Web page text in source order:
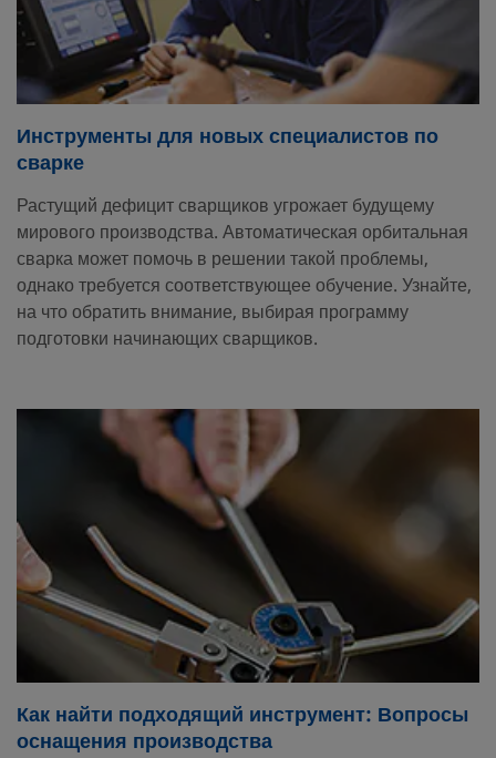
Инструменты для новых специалистов по
сварке
Растущий дефицит сварщиков угрожает будущему
мирового производства. Автоматическая орбитальная
сварка может помочь в решении такой проблемы,
однако требуется соответствующее обучение. Узнайте,
на что обратить внимание, выбирая программу
подготовки начинающих сварщиков.
Как найти подходящий инструмент: Вопросы
оснащения производства